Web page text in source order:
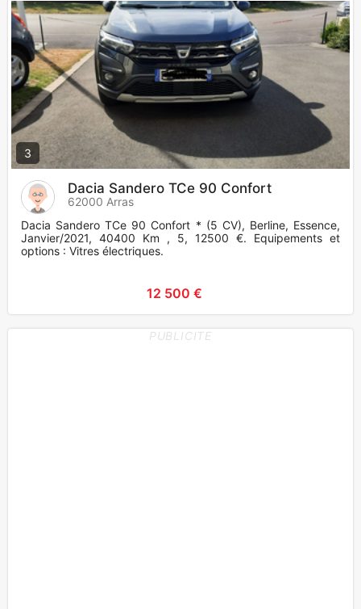
3
Dacia Sandero TCe 90 Confort
62000 Arras
Dacia Sandero TCe 90 Confort * (5 CV), Berline, Essence,
Janvier/2021, 40400 Km , 5, 12500 €. Equipements et
options : Vitres électriques.
12 500 €
PUBLICITE